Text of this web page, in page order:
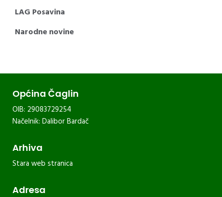
LAG Posavina
Narodne novine
Općina Čaglin
OIB: 29083729254
Načelnik: Dalibor Bardač
Arhiva
Stara web stranica
Adresa